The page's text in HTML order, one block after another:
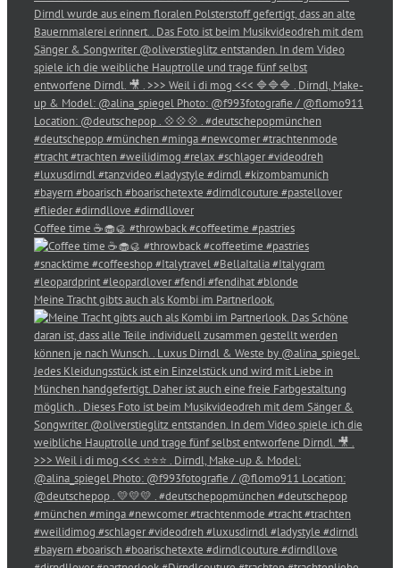
Coffee time ☕️🧁🥮 #throwback #coffeetime #pastries
Meine Tracht gibts auch als Kombi im Partnerlook.